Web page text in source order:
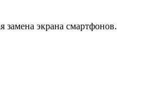
замена экрана смартфонов.